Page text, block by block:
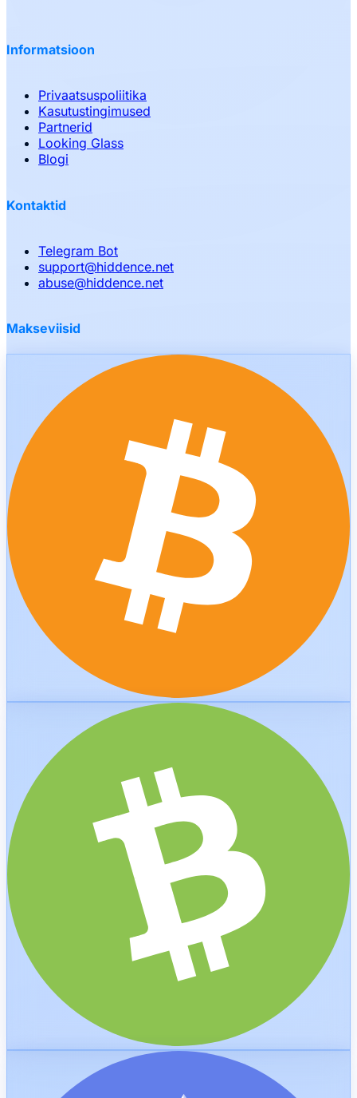
Informatsioon
Privaatsuspoliitika
Kasutustingimused
Partnerid
Looking Glass
Blogi
Kontaktid
Telegram Bot
support@hiddence.net
abuse@hiddence.net
Makseviisid